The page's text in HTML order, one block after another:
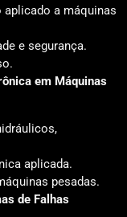
aplicado a máquinas
e segurança.
em Máquinas
aplicada.
pesadas.
de Falhas